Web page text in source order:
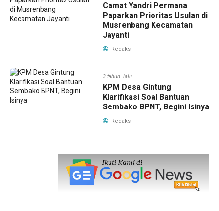
Camat Yandri Permana
Paparkan Prioritas Usulan di
Musrenbang Kecamatan
Jayanti
Redaksi
3 tahun lalu
KPM Desa Gintung
Klarifikasi Soal Bantuan
Sembako BPNT, Begini Isinya
Redaksi